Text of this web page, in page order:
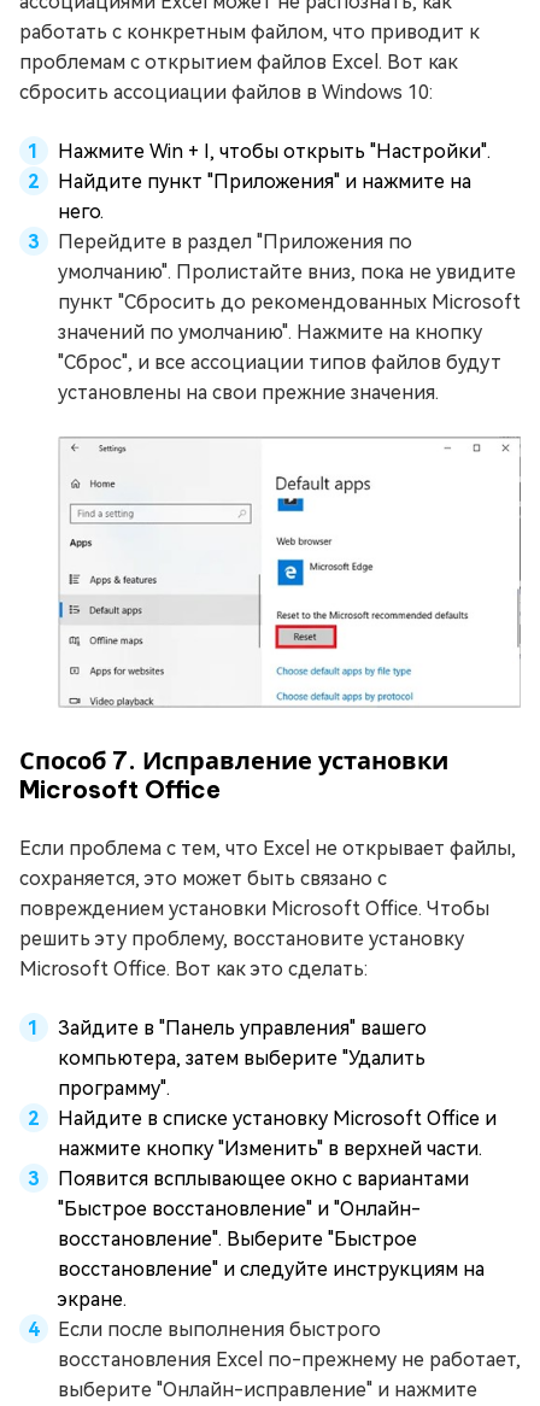
работать с конкретным файлом, что приводит к
проблемам с открытием файлов Excel. Вот как
сбросить ассоциации файлов в Windows 10:
Нажмите Win + I, чтобы открыть "Настройки".
Найдите пункт "Приложения" и нажмите на
него.
Перейдите в раздел "Приложения по
умолчанию". Пролистайте вниз, пока не увидите
пункт "Сбросить до рекомендованных Microsoft
значений по умолчанию". Нажмите на кнопку
"Сброс", и все ассоциации типов файлов будут
установлены на свои прежние значения.
Способ 7. Исправление установки
Microsoft Office
Если проблема с тем, что Excel не открывает файлы,
сохраняется, это может быть связано с
повреждением установки Microsoft Office. Чтобы
решить эту проблему, восстановите установку
Microsoft Office. Вот как это сделать:
Зайдите в "Панель управления" вашего
компьютера, затем выберите "Удалить
программу".
Найдите в списке установку Microsoft Office и
нажмите кнопку "Изменить" в верхней части.
Появится всплывающее окно с вариантами
"Быстрое восстановление" и "Онлайн-
восстановление". Выберите "Быстрое
восстановление" и следуйте инструкциям на
экране.
Если после выполнения быстрого
восстановления Excel по-прежнему не работает,
выберите "Онлайн-исправление" и нажмите